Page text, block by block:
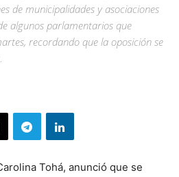
de municipalidades y asociaciones
algunos parlamentarios que
recordando que la oposición se
Tohá, anunció que se